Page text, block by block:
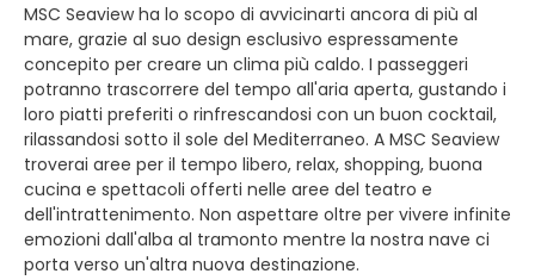
MSC Seaview ha lo scopo di avvicinarti ancora di più al
mare, grazie al suo design esclusivo espressamente
concepito per creare un clima più caldo. I passeggeri
potranno trascorrere del tempo all'aria aperta, gustando i
loro piatti preferiti o rinfrescandosi con un buon cocktail,
rilassandosi sotto il sole del Mediterraneo. A MSC Seaview
troverai aree per il tempo libero, relax, shopping, buona
cucina e spettacoli offerti nelle aree del teatro e
dell'intrattenimento. Non aspettare oltre per vivere infinite
emozioni dall'alba al tramonto mentre la nostra nave ci
porta verso un'altra nuova destinazione.